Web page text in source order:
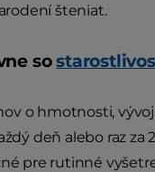
šteniat.
so
o hmotnosti,
deň alebo raz za
pre rutinné